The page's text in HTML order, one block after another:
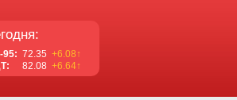
72.35 +6.08↑
82.08 +6.64↑